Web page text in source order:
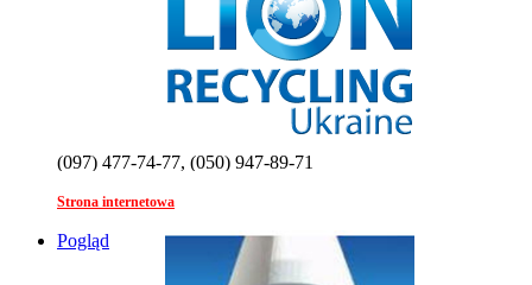
(097) 477-74-77, (050) 947-89-71
Strona internetowa
Pogląd